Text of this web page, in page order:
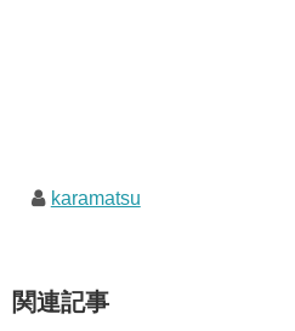
karamatsu
関連記事